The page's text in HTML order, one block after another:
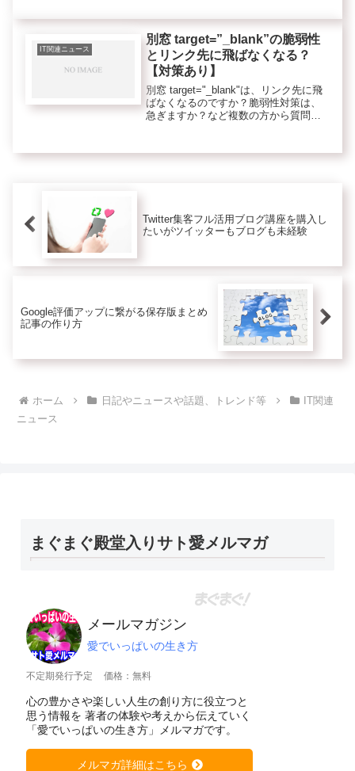
28日には、保留に変更になりました
ね。Twi...
IT関連ニュース
別窓 target=”_blank”の脆弱性
とリンク先に飛ばなくなる？
【対策あり】
別窓 target="_blank"は、リンク先に飛
ばなくなるのですか？脆弱性対策は、
急ぎますか？など複数の方から質問を
そういうことが起こるようです。対策
Twitter集客フル活用ブログ講座を購入し
たいがツイッターもブログも未経験
Google評価アップに繋がる保存版まとめ
記事の作り方
ホーム 日記やニュースや話題、トレンド等
IT関連
ニュース
まぐまぐ殿堂入りサト愛メルマガ
メールマガジン
愛でいっぱいの生き方
不定期発行予定 価格：無料
心の豊かさや楽しい人生の創り方に役立つと
思う情報を 著者の体験や考えから伝えていく
「愛でいっぱいの生き方」メルマガです。
メルマガ詳細はこちら